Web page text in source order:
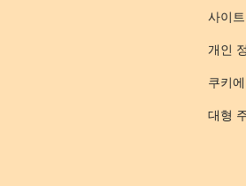
사이
개인
쿠키
대형